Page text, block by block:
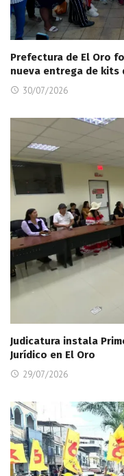
Prefectura de El Oro
nueva entrega de
30/07/2026
Judicatura instala
Jurídico en El Oro
29/07/2026